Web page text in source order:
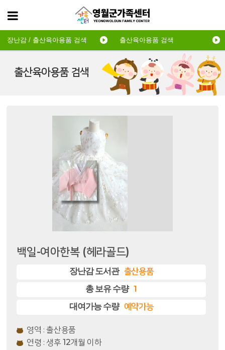
출산육아용품 검색
장난감 / 출산육아용품 검색 출산육아용품 검색
백일-여아한복 (헤라골드)
장난감 도서관 출산용품
총 보유 수량 1
대여가능 수량 예약가능
영역 :출산용품
연령 : 생후 12개월 이하